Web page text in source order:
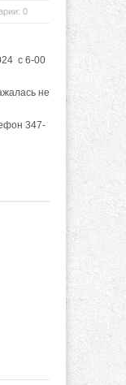
0
с 6-00
не
347-